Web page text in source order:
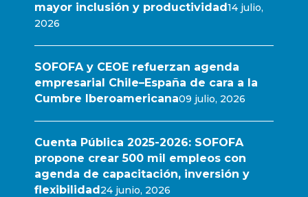
mayor inclusión y productividad14 julio,
2026
SOFOFA y CEOE refuerzan agenda
empresarial Chile–España de cara a la
Cumbre Iberoamericana09 julio, 2026
Cuenta Pública 2025-2026: SOFOFA
propone crear 500 mil empleos con
agenda de capacitación, inversión y
flexibilidad24 junio, 2026